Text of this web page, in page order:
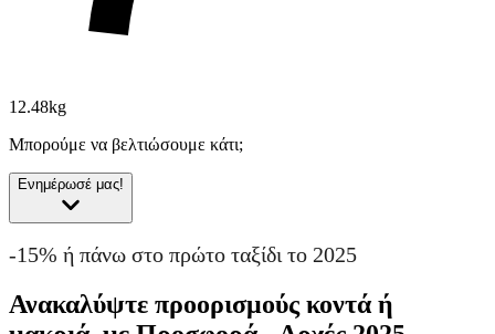
12.48kg
Μπορούμε να βελτιώσουμε κάτι;
Ενημέρωσέ μας!
-15% ή πάνω στο πρώτο ταξίδι το 2025
Ανακαλύψτε προορισμούς κοντά ή